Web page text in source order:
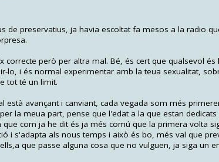
de preservatius, ja havia escoltat fa mesos a la radio
correcte però per altra mal. Bé, és cert que qualsevol
lo, i és normal experimentar amb la teua sexualitat,
tot té un limit.
està avançant i canviant, cada vegada som més
la meua part, pense que l'edat a la que estan
que com ja he dit és ja més comú que la primera volta
i s'adapta als nous temps i això és bo, més val que
que passe alguna cosa que no vulguen, ja siga un